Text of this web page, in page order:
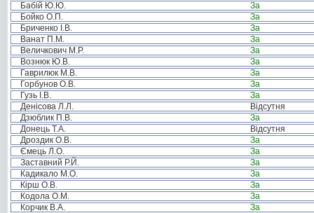
Бабій Ю.Ю.
За
Бойко О.П.
За
Бриченко І.В.
За
Ванат П.М.
За
Величкович М.Р.
За
Вознюк Ю.В.
За
Гаврилюк М.В.
За
Горбунов О.В.
За
Гузь І.В.
За
Денісова Л.Л.
Відсутня
Дзюблик П.В.
За
Донець Т.А.
Відсутня
Дроздик О.В.
За
Ємець Л.О.
За
Заставний Р.Й.
За
Кадикало М.О.
За
Кірш О.В.
За
Кодола О.М.
За
Корчик В.А.
За